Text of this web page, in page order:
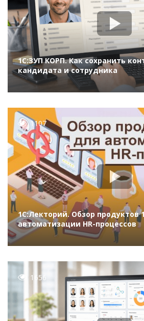
1С:ЗУП КОРП. Как сохранить
кандидата и сотрудника
1107
1С:Лекторий. Обзор продуктов
автоматизации HR-процессов
1656